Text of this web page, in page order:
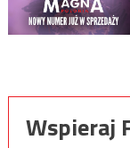
Wspieraj